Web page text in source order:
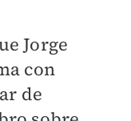
Jorge
con
de